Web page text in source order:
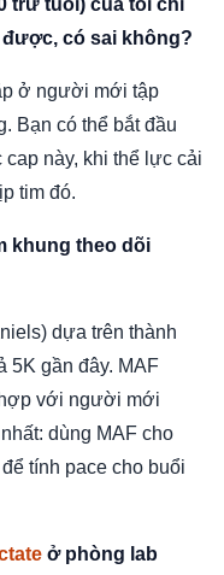
có sai không?
ở người mới tập
Bạn có thể bắt đầu
này, khi thể lực cải
tim đó.
khung theo dõi
dựa trên thành
5K gần đây. MAF
với người mới
dùng MAF cho
tính pace cho buổi
ở phòng lab